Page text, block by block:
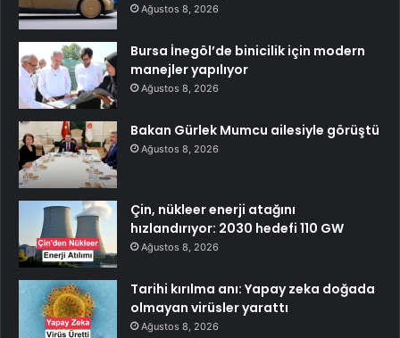
Ağustos 8, 2026
Bursa İnegöl’de binicilik için modern
manejler yapılıyor
Ağustos 8, 2026
Bakan Gürlek Mumcu ailesiyle görüştü
Ağustos 8, 2026
Çin, nükleer enerji atağını
hızlandırıyor: 2030 hedefi 110 GW
Ağustos 8, 2026
Tarihi kırılma anı: Yapay zeka doğada
olmayan virüsler yarattı
Ağustos 8, 2026